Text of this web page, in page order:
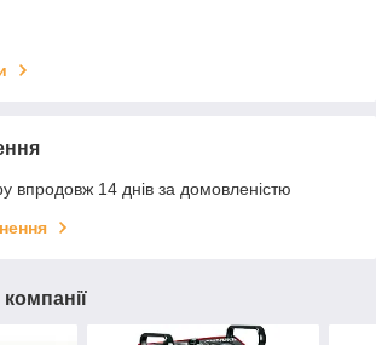
впродовж 14 днів за домовленістю